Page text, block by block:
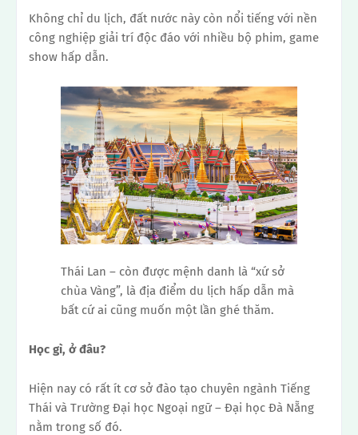
Không chỉ du lịch, đất nước này còn nổi tiếng với nền
công nghiệp giải trí độc đáo với nhiều bộ phim, game
show hấp dẫn.
Thái Lan – còn được mệnh danh là “xứ sở
chùa Vàng”, là địa điểm du lịch hấp dẫn mà
bất cứ ai cũng muốn một lần ghé thăm.
Học gì, ở đâu?
Hiện nay có rất ít cơ sở đào tạo chuyên ngành Tiếng
Thái và Trường Đại học Ngoại ngữ – Đại học Đà Nẵng
nằm trong số đó.